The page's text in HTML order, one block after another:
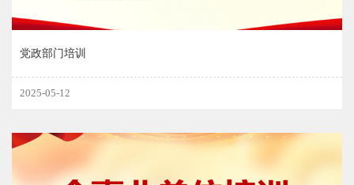
党政部门培训
2025-05-12